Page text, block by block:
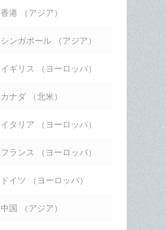
香港 （アジア）
シンガポール （アジア）
イギリス （ヨーロッパ）
カナダ （北米）
イタリア （ヨーロッパ）
フランス （ヨーロッパ）
ドイツ （ヨーロッパ）
中国 （アジア）